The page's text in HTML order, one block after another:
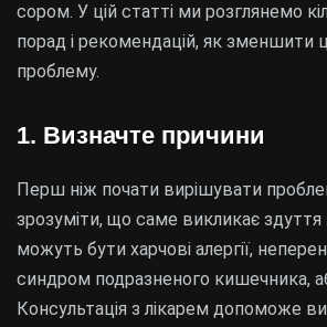
сором. У цій статті ми розглянемо
порад і рекомендацій, як зменшити
проблему.
1. Визначте причини
Перш ніж почати вирішувати
зрозуміти, що саме викликає
можуть бути харчові алергії,
синдром подразненого кишечника,
Консультація з лікарем допоможе